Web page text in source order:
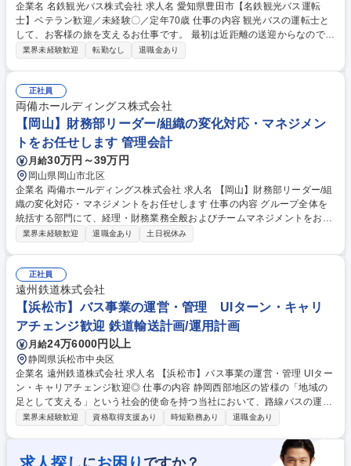
企業名 名鉄観光バス株式会社 求人名 愛知県豊田市【名鉄観光バス運転
士】ベテラン歓迎／未経験〇／定年70歳 仕事の内容 観光バスの運転士と
して、お客様の旅を支えるお仕事です。 最初は近距離の送迎からなのでブ
ランクがある方も安心。業務の多くが日帰りで、健康的に無理なく続けら
基礎から練習できます。大型免許は入社前に最短2週間で取得可能（費用
会社負担＊規定有）。バス未経験からプロへと導きます。 【最新の安全設
備】 衝突防止ブレーキ等の最新システムを全車導入。運転士の安全と身体
への負担軽減を最優先に考えており、国内最大級の規模を誇る、その安心
感があります。 募集職種 愛知県豊田市【名鉄観光バス運転士】ベテラン
歓迎／未経験〇／定年70歳
業界未経験歓迎 転勤なし 退職金あり
正社員
両備ホールディングス株式会社
【岡山】財務部リーダー/組織の変化対応・マネジメン
トをお任せします 管理会計
月給30万円～39万円
岡山県岡山市北区
企業名 両備ホールディングス株式会社 求人名 【岡山】財務部リーダー/組
織の変化対応・マネジメントをお任せします 仕事の内容 グループ全体を
統括する部門にて、経理・財務業務全般およびチームマネジメントをお任
せします。グループ50社の業績や資金状況を横断的に把握し、数字を通じ
ループ全体の連結決算業務および税務関連業務 ◆金融機関との折衝や資金
調達に関する戦略立案と実行 ◆5～10名規模のチームマネジメント、メン
バー育成、業務進捗管理 ◆数字に基づく経営陣への改善提案と、事業拡大
に向けた組織基盤強化 《変更の範囲》当社が定める業務全般 募集職種
【岡山】財務部リーダー/組織の変化対応・マネジメントをお任せします
業界未経験歓迎 退職金あり 土日祝休み
正社員
遠州鉄道株式会社
【浜松市】バス事業の運営・管理 UIターン・キャリ
アチェンジ歓迎 鉄道輸送計画/運用計画
月給24万6000円以上
静岡県浜松市中央区
企業名 遠州鉄道株式会社 求人名 【浜松市】バス事業の運営・管理 UIター
ン・キャリアチェンジ歓迎◎ 仕事の内容 静岡西部地区の皆様の「地域の
足として支える」という社会的使命を持つ当社において、路線バスの運行
ダイヤをはじめ、車両や社内設備の導入、営業所配置など、路線バスの事
の路線バスダイヤ改正 ■イベント開催時のシャトルバス運行計画を策定し
運営 ■販促企画の策定や、告知物の作成＜輸送営業所＞■バス停管理（清
業界未経験歓迎 資格取得支援あり 時短勤務あり 退職金あり
に ですか？